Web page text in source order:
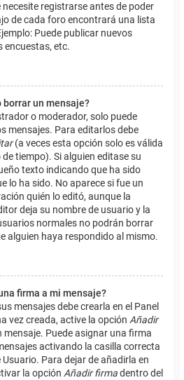
registrarse antes de poder
de cada foro encontrará una lista
Puede publicar nuevos
encuestas, etc.
borrar un mensaje?
o moderador, solo puede
mensajes. Para editarlos debe
(a veces esta opción solo es válida
tiempo). Si alguien editase su
texto indicando que ha sido
lo ha sido. No aparece si fue un
quién lo editó, aunque la
deja su nombre de usuario y la
normales no podrán borrar
alguien haya respondido al mismo.
firma a mi mensaje?
mensajes debe crearla en el Panel
vez creada, active la opción Añadir
mensaje. Puede asignar una firma
activando la casilla correcta
Para dejar de añadirla en
la opción Añadir firmadentro del